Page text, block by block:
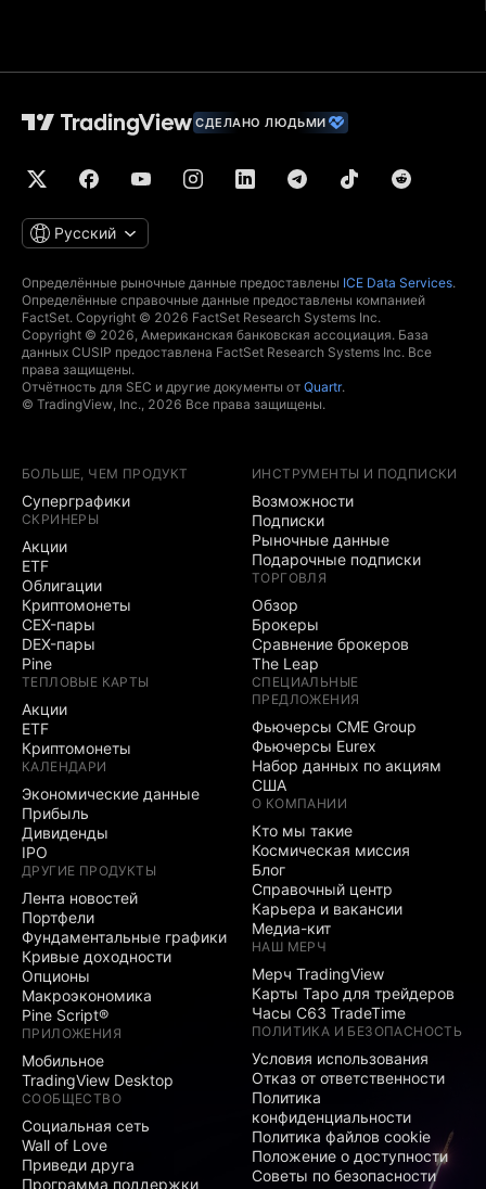
СДЕЛАНО ЛЮДЬМИ
Русский
Определённые рыночные данные предоставлены ICE Data Services.
Определённые справочные данные предоставлены компанией
FactSet. Copyright © 2026 FactSet Research Systems Inc.
Copyright © 2026, Американская банковская ассоциация. База
данных CUSIP предоставлена FactSet Research Systems Inc. Все
права защищены.
Отчётность для SEC и другие документы от Quartr.
© TradingView, Inc., 2026 Все права защищены.
БОЛЬШЕ, ЧЕМ ПРОДУКТ
Суперграфики
СКРИНЕРЫ
Акции
ETF
Облигации
Криптомонеты
CEX-пары
DEX-пары
Pine
ТЕПЛОВЫЕ КАРТЫ
Акции
ETF
Криптомонеты
КАЛЕНДАРИ
Экономические данные
Прибыль
Дивиденды
IPO
ДРУГИЕ ПРОДУКТЫ
Лента новостей
Портфели
Фундаментальные графики
Кривые доходности
Опционы
Макроэкономика
Pine Script®
ПРИЛОЖЕНИЯ
Мобильное
TradingView Desktop
СООБЩЕСТВО
Социальная сеть
Wall of Love
Приведи друга
Программа поддержки
ИНСТРУМЕНТЫ И ПОДПИСКИ
Возможности
Подписки
Рыночные данные
Подарочные подписки
ТОРГОВЛЯ
Обзор
Брокеры
Сравнение брокеров
The Leap
СПЕЦИАЛЬНЫЕ
ПРЕДЛОЖЕНИЯ
Фьючерсы CME Group
Фьючерсы Eurex
Набор данных по акциям
США
О КОМПАНИИ
Кто мы такие
Космическая миссия
Блог
Справочный центр
Карьера и вакансии
Медиа-кит
НАШ МЕРЧ
Мерч TradingView
Карты Таро для трейдеров
Часы C63 TradeTime
ПОЛИТИКА И БЕЗОПАСНОСТЬ
Условия использования
Отказ от ответственности
Политика
конфиденциальности
Политика файлов cookie
Положение о доступности
Советы по безопасности